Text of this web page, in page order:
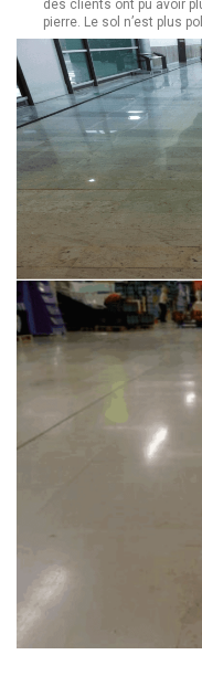
des clients ont pu avoir
pierre. Le sol n’est plus